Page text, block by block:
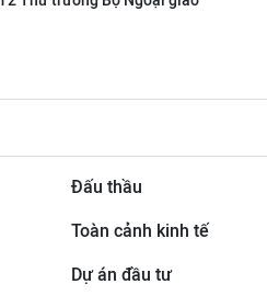
Đấu thầu
Toàn cảnh kinh tế
Dự án đầu tư